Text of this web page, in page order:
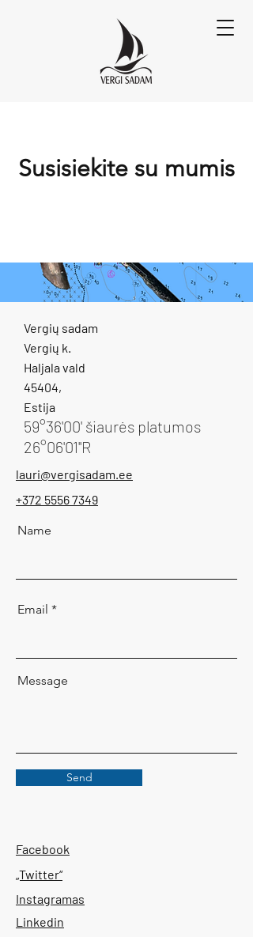
Susisiekite su mumis
Vergių sadam
Vergių k.
Haljala vald
45404,
Estija
59°36'00' šiaurės platumos
26°06'01''R
lauri@vergisadam.ee
+372 5556 7349
Name
Email
Message
Send
Facebook
„Twitter“
Instagramas
Linkedin